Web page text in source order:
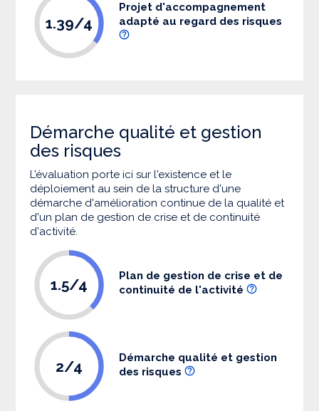
1.39/4
Projet d'accompagnement
adapté au regard des risques
Démarche qualité et gestion
des risques
L’évaluation porte ici sur l'existence et le
déploiement au sein de la structure d'une
démarche d'amélioration continue de la qualité et
d'un plan de gestion de crise et de continuité
d'activité.
1.5/4
Plan de gestion de crise et de
continuité de l'activité
2/4
Démarche qualité et gestion
des risques